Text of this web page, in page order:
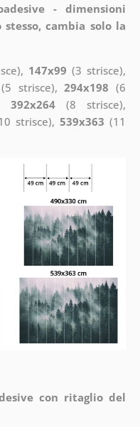
- dimensioni
cambia solo la
147x99 (3 strisce),
(5 strisce),294x198 (6
392x264 (8 strisce),
strisce),539x363 (11
con ritaglio del